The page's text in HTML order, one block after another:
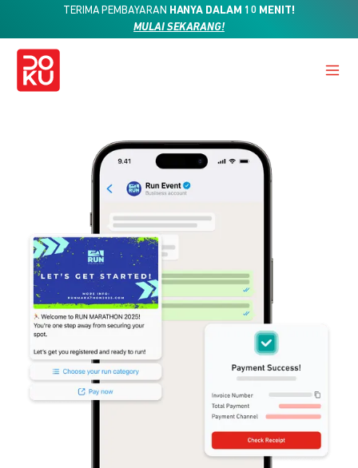
TERIMA PEMBAYARAN HANYA DALAM 10 MENIT!
MULAI SEKARANG!